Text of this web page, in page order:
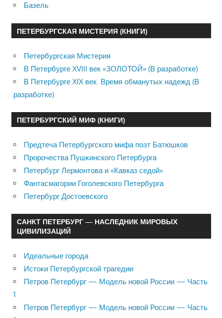
Базель
ПЕТЕРБУРГСКАЯ МИСТЕРИЯ (КНИГИ)
Петербургская Мистерия
В Петербурге XVIII век «ЗОЛОТОЙ» (В разработке)
В Петербурге XIX век. Время обманутых надежд (В
разработке)
ПЕТЕРБУРГСКИЙ МИФ (КНИГИ)
Предтеча Петербургского мифа поэт Батюшков
Пророчества Пушкинского Петербурга
Петербург Лермонтова и «Кавказ седой»
Фантасмагории Гоголевского Петербурга
Петербург Достоевского
САНКТ ПЕТЕРБУРГ — НАСЛЕДНИК МИРОВЫХ
ЦИВИЛИЗАЦИЙ
Идеальные города
Истоки Петербургской трагедии
Петров Петербург — Модель новой России — Часть
1
Петров Петербург — Модель новой России — Часть